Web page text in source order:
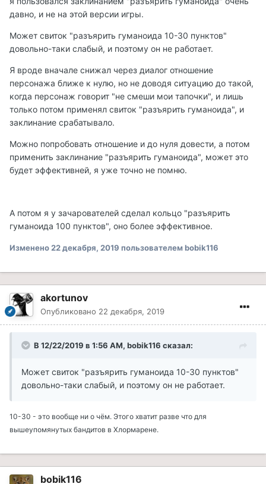
давно, и не на этой версии игры.
Может свиток "разъярить гуманоида 10-30 пунктов"
довольно-таки слабый, и поэтому он не работает.
Я вроде вначале снижал через диалог отношение
персонажа ближе к нулю, но не доводя ситуацию до такой,
когда персонаж говорит "не смеши мои тапочки", и лишь
только потом применял свиток "разъярить гуманоида", и
заклинание срабатывало.
Можно попробовать отношение и до нуля довести, а потом
применить заклинание "разъярить гуманоида", может это
будет эффективней, я уже точно не помню.
А потом я у зачарователей сделал кольцо "разъярить
гуманоида 100 пунктов", оно более эффективное.
Изменено 22 декабря, 2019 пользователем bobik116
akortunov
Опубликовано 22 декабря, 2019
В 12/22/2019 в 1:56 AM, bobik116 сказал:
Может свиток "разъярить гуманоида 10-30 пунктов"
довольно-таки слабый, и поэтому он не работает.
10-30 - это вообще ни о чём. Этого хватит разве что для
вышеупомянутых бандитов в Хлормарене.
bobik116